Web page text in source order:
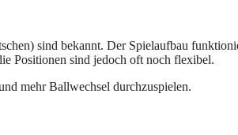
sind bekannt. Der Spielaufbau
Positionen sind jedoch oft noch flexibel.
mehr Ballwechsel durchzuspielen.